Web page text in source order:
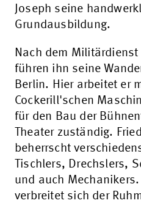
Joseph seine
Grundausbildung.
Nach dem
führen ihn seine
Berlin. Hier arbeitet er
Cockerill'schen
für den Bau der
Theater zuständig.
beherrscht
Tischlers, Drechslers,
und auch
verbreitet sich der